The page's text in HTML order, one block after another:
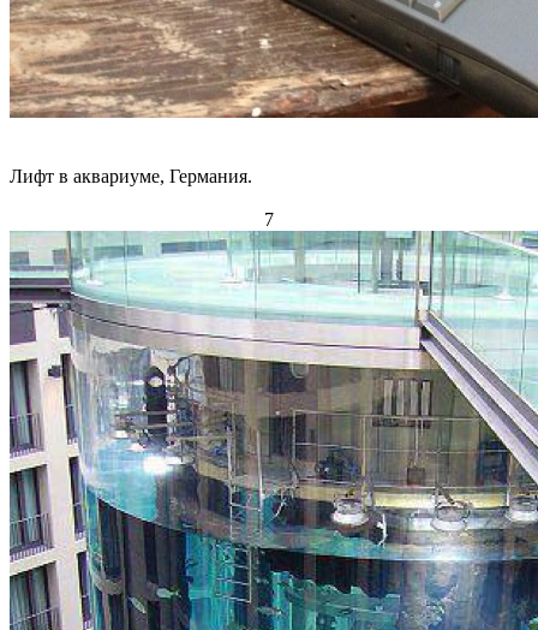
Лифт в аквариуме, Германия.
7